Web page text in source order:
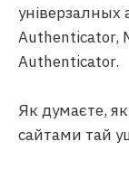
універзалных
Authenticator,
Authenticator.
Як думаєте,
сайтами тай